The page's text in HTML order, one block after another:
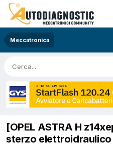
Meccatronica
[OPEL ASTRA H
sterzo elettroidraulico